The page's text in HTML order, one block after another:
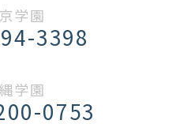
学園
3398
学園
0753